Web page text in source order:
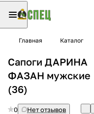
Главная Каталог
Сапоги ДАРИНА
ФАЗАН мужские
(36)
0
Нет отзывов